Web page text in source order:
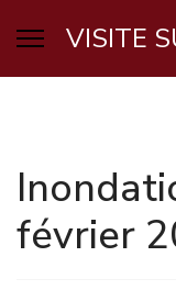
VISITE
février